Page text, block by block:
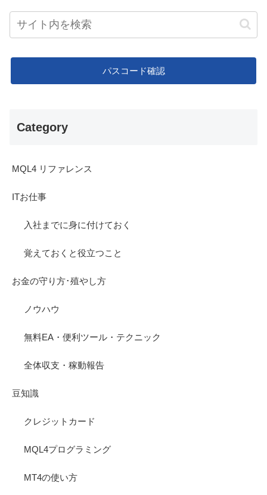
パスコード確認
Category
MQL4 リファレンス
ITお仕事
入社までに身に付けておく
覚えておくと役立つこと
お金の守り方･殖やし方
ノウハウ
無料EA・便利ツール・テクニック
全体収支・稼動報告
豆知識
クレジットカード
MQL4プログラミング
MT4の使い方